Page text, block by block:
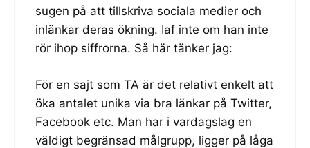
sugen på att tillskriva sociala medier och
inlänkar deras ökning. Iaf inte om han inte
rör ihop siffrorna. Så här tänker jag:
För en sajt som TA är det relativt enkelt att
öka antalet unika via bra länkar på Twitter,
Facebook etc. Man har i vardagslag en
väldigt begränsad målgrupp, ligger på låga